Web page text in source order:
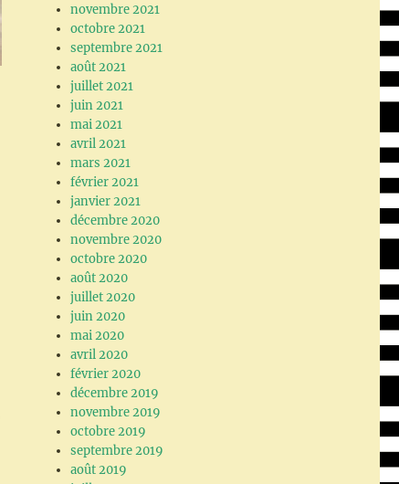
novembre 2021
octobre 2021
septembre 2021
août 2021
juillet 2021
juin 2021
mai 2021
avril 2021
mars 2021
février 2021
janvier 2021
décembre 2020
novembre 2020
octobre 2020
août 2020
juillet 2020
juin 2020
mai 2020
avril 2020
février 2020
décembre 2019
novembre 2019
octobre 2019
septembre 2019
août 2019